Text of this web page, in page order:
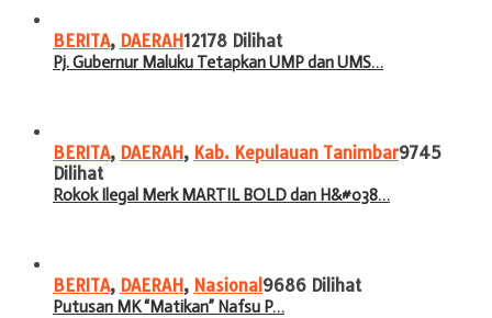
BERITA, DAERAH12178 Dilihat
Pj. Gubernur Maluku Tetapkan UMP dan UMS…
BERITA, DAERAH, Kab. Kepulauan Tanimbar9745
Dilihat
Rokok Ilegal Merk MARTIL BOLD dan H&#038…
BERITA, DAERAH, Nasional 9686 Dilihat
Putusan MK “Matikan” Nafsu P…